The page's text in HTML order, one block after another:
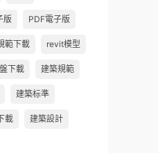
版 PDF電子版
範下載 revit模型
下載 建築規範
建築标準
載 建築設計